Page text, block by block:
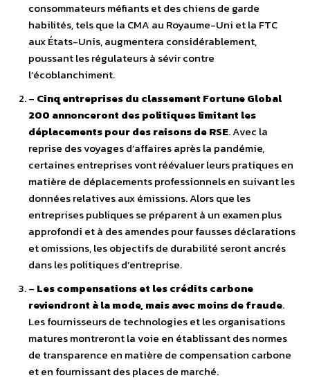
consommateurs méfiants et des chiens de garde
habilités, tels que la CMA au Royaume-Uni et la FTC
aux États-Unis, augmentera considérablement,
poussant les régulateurs à sévir contre
l’écoblanchiment.
– Cinq entreprises du classement Fortune Global
200 annonceront des politiques limitant les
déplacements pour des raisons de RSE. Avec la
reprise des voyages d’affaires après la pandémie,
certaines entreprises vont réévaluer leurs pratiques en
matière de déplacements professionnels en suivant les
données relatives aux émissions. Alors que les
entreprises publiques se préparent à un examen plus
approfondi et à des amendes pour fausses déclarations
et omissions, les objectifs de durabilité seront ancrés
dans les politiques d’entreprise.
– Les compensations et les crédits carbone
reviendront à la mode, mais avec moins de fraude.
Les fournisseurs de technologies et les organisations
matures montreront la voie en établissant des normes
de transparence en matière de compensation carbone
et en fournissant des places de marché.